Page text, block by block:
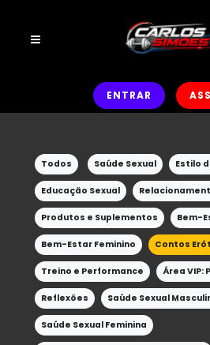
ENTRAR
Todos Saúde Sexual Estilo
Educação Sexual
Produtos e Suplementos Bem-
Bem-Estar Feminino Contos
Treino e Performance Área VIP:
Reflexões Saúde Sexual
Saúde Sexual Feminina